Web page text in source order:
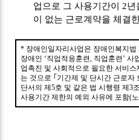
업으로 그 사용기간이 2년
이 없는 근로계약을 체결
* 장애인일자리사업은 장애인복지법
장애인 ‘직업적응훈련, 직업훈련’사
업촉진 및 사회적으로 필요한 서비
는 것으로 ｢ 기간제 및 단시간 근로자
단서의 제5호 및 같은 법 시행령 제3
사용기간 제한의 예외 사유에 포함(